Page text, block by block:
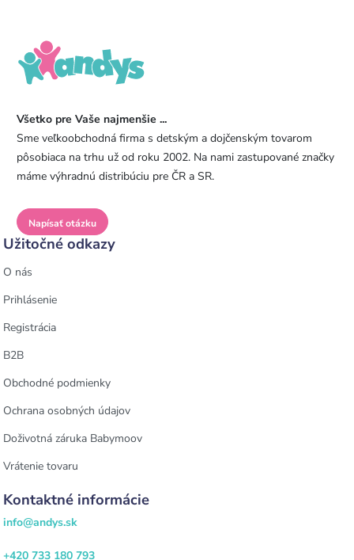
Všetko pre Vaše najmenšie ...
Sme veľkoobchodná firma s detským a dojčenským tovarom
pôsobiaca na trhu už od roku 2002. Na nami zastupované značky
máme výhradnú distribúciu pre ČR a SR.
Napísať otázku
Užitočné odkazy
O nás
Prihlásenie
Registrácia
B2B
Obchodné podmienky
Ochrana osobných údajov
Doživotná záruka Babymoov
Vrátenie tovaru
Kontaktné informácie
info@andys.sk
+420 733 180 793